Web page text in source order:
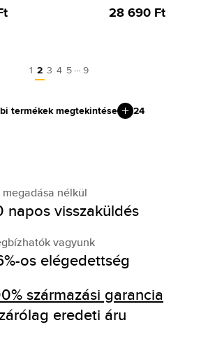
28 690 Ft
1 2 3 4 5 … 9
termékek megtekintése 24
megadása nélkül
napos visszaküldés
vagyunk
os elégedettség
származási garancia
eredeti áru